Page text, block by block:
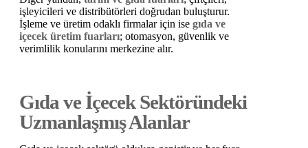
işleyicileri ve distribütörleri doğrudan buluşturur.
İşleme ve üretim odaklı firmalar için ise gıda ve
içecek üretim fuarları; otomasyon, güvenlik ve
verimlilik konularını merkezine alır.
Gıda ve İçecek Sektöründeki
Uzmanlaşmış Alanlar